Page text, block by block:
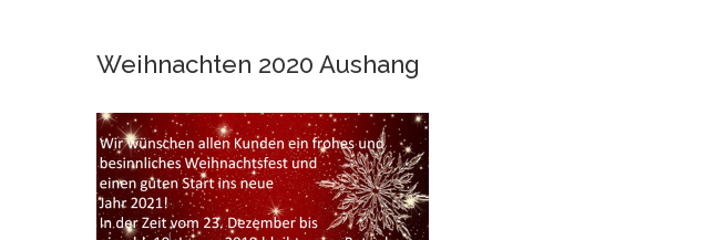
Weihnachten 2020 Aushang